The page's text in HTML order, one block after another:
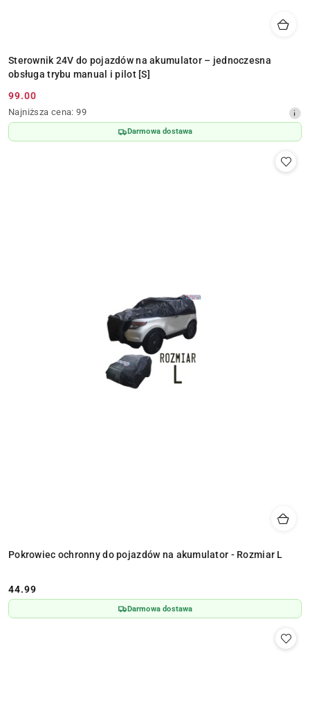
Sterownik 24V do pojazdów na akumulator – jednoczesna
obsługa trybu manual i pilot [S]
Cena
promocyjna:
99.00
Najniższa
cena
z
Najniższa cena: 99
Darmowa dostawa
Pokrowiec ochronny do pojazdów na akumulator - Rozmiar L
Cena:
44.99
Darmowa dostawa